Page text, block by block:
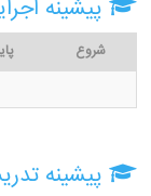
پیشینه
شروع
پیشینه